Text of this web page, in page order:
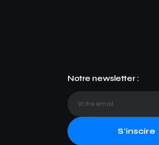
Notre newsletter :
S'inscire